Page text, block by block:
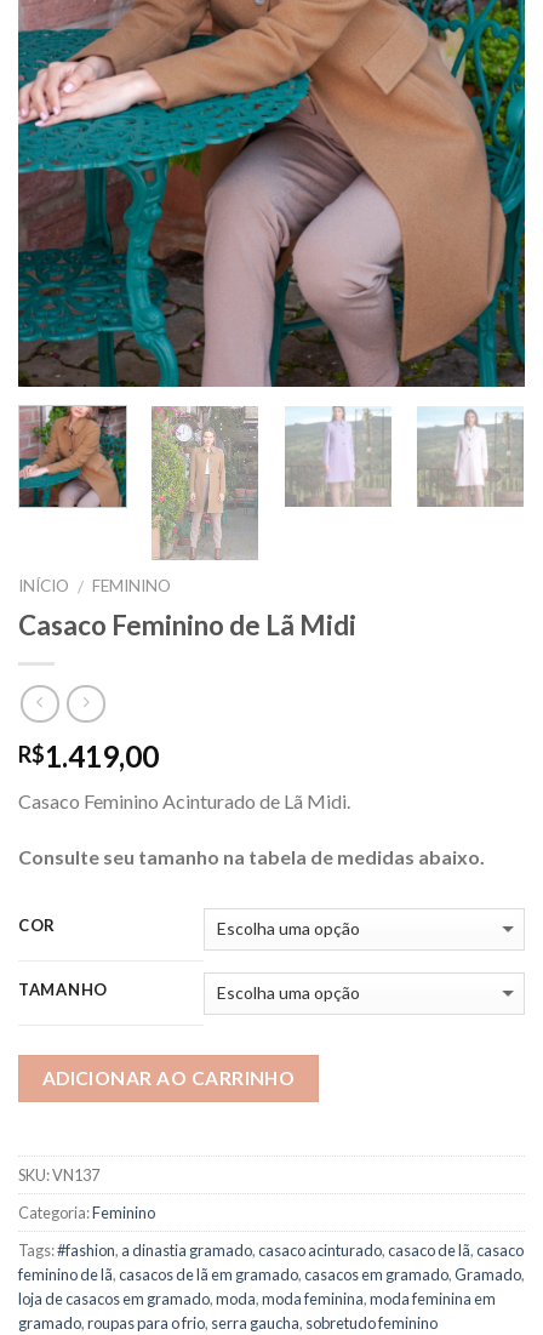
INÍCIO / FEMININO
Casaco Feminino de Lã Midi
R$1.419,00
Casaco Feminino Acinturado de Lã Midi.
Consulte seu tamanho na tabela de medidas abaixo.
COR
TAMANHO
ADICIONAR AO CARRINHO
SKU:VN137
Categoria:Feminino
Tags:#fashion, a dinastia gramado,casaco acinturado,casaco de lã,casaco
feminino de lã,casacos de lã em gramado,casacos em gramado,Gramado,
loja de casacos em gramado,moda,moda feminina,moda feminina em
gramado,roupas para o frio, serra gaucha, sobretudo feminino